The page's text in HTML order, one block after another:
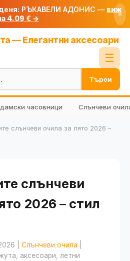
РЪКАВЕЛИ АДОНИС — виж
4.09 € →
×
— Елегантни аксесоари
☰
Блог
Калкулатори
продукт
🎁 Подарък
Търси
дамски часовници Слънчеви
слънчеви очила за лято 2026 –
слънчеви
2026 – стил
Слънчеви очила
аксесоари, летни